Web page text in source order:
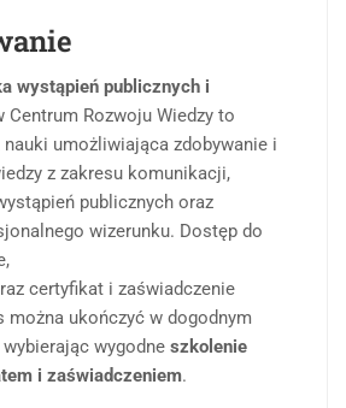
wystąpień publicznych i
Centrum Rozwoju Wiedzy to
umożliwiająca zdobywanie i
z zakresu komunikacji,
publicznych oraz
wizerunku. Dostęp do
certyfikat i zaświadczenie
można ukończyć w dogodnym
wygodne szkolenie
i zaświadczeniem.